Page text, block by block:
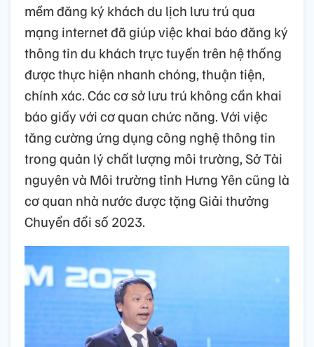
mềm đăng ký khách du lịch lưu trú qua
mạng internet đã giúp việc khai báo đăng ký
thông tin du khách trực tuyến trên hệ thống
được thực hiện nhanh chóng, thuận tiện,
chính xác. Các cơ sở lưu trú không cần khai
báo giấy với cơ quan chức năng. Với việc
tăng cường ứng dụng công nghệ thông tin
trong quản lý chất lượng môi trường, Sở Tài
nguyên và Môi trường tỉnh Hưng Yên cũng là
cơ quan nhà nước được tặng Giải thưởng
Chuyển đổi số 2023.